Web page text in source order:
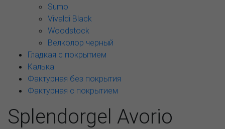
Sumo
Vivaldi Black
Woodstock
Велколор черный
Гладкая с покрытием
Калька
Фактурная без покрытия
Фактурная с покрытием
Splendorgel Avorio